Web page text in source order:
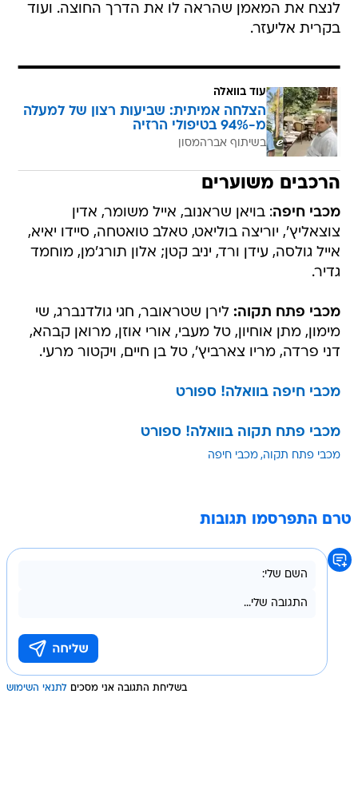
לנצח את המאמן שהראה לו את הדרך החוצה. ועוד
בקרית אליעזר.
עוד בוואלה
הצלחה אמיתית: שביעות רצון של למעלה
מ-94% בטיפולי הרזיה
בשיתוף אברהמסון
הרכבים משוערים
מכבי חיפה: בויאן שראנוב, אייל משומר, אדין
צוצאליץ', יוריצה בוליאט, טאלב טואטחה, סיידו יאיא,
אייל גולסה, עידן ורד, יניב קטן; אלון תורג'מן, מוחמד
גדיר.
מכבי פתח תקוה: לירן שטראובר, חגי גולדנברג, שי
מימון, מתן אוחיון, טל מעבי, אורי אוזן, מרואן קבהא,
דני פרדה, מריו צארביץ', טל בן חיים, ויקטור מרעי.
מכבי חיפה בוואלה! ספורט
מכבי פתח תקוה בוואלה! ספורט
מכבי פתח תקוה מכבי חיפה
טרם התפרסמו תגובות
בשליחת התגובה אני מסכים לתנאי השימוש